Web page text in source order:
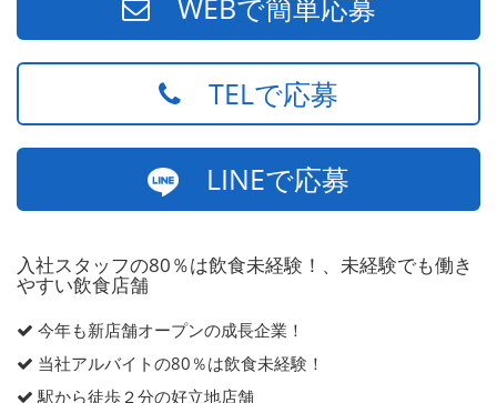
WEBで簡単応募
TELで応募
LINEで応募
入社スタッフの80％は飲食未経験！、未経験でも働き
やすい飲食店舗
今年も新店舗オープンの成長企業！
当社アルバイトの80％は飲食未経験！
駅から徒歩２分の好立地店舗